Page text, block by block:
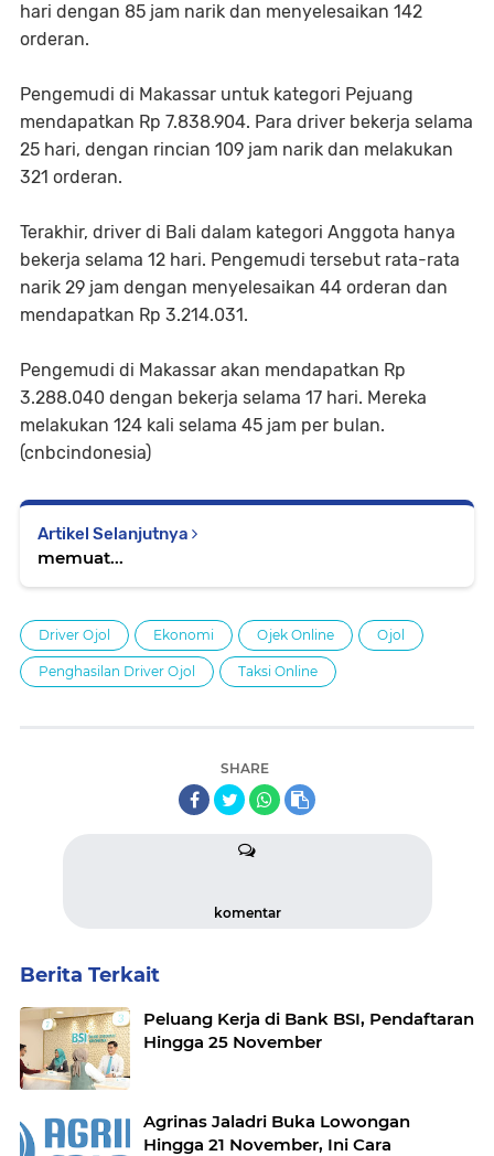
hari dengan 85 jam narik dan menyelesaikan 142
orderan.
Pengemudi di Makassar untuk kategori Pejuang
mendapatkan Rp 7.838.904. Para driver bekerja selama
25 hari, dengan rincian 109 jam narik dan melakukan
321 orderan.
Terakhir, driver di Bali dalam kategori Anggota hanya
bekerja selama 12 hari. Pengemudi tersebut rata-rata
narik 29 jam dengan menyelesaikan 44 orderan dan
mendapatkan Rp 3.214.031.
Pengemudi di Makassar akan mendapatkan Rp
3.288.040 dengan bekerja selama 17 hari. Mereka
melakukan 124 kali selama 45 jam per bulan.
(cnbcindonesia)
Artikel Selanjutnya
memuat...
Driver Ojol Ekonomi Ojek Online Ojol
Penghasilan Driver Ojol Taksi Online
SHARE
komentar
Berita Terkait
Peluang Kerja di Bank BSI, Pendaftaran
Hingga 25 November
Agrinas Jaladri Buka Lowongan
Hingga 21 November, Ini Cara